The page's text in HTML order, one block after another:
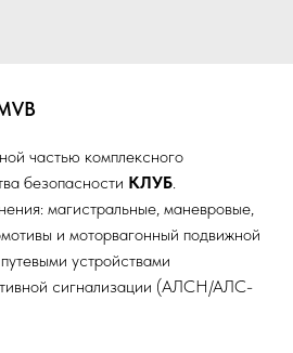
частью комплексного
безопасности КЛУБ.
магистральные, маневровые,
и моторвагонный подвижной
устройствами
сигнализации (АЛСН/АЛС-